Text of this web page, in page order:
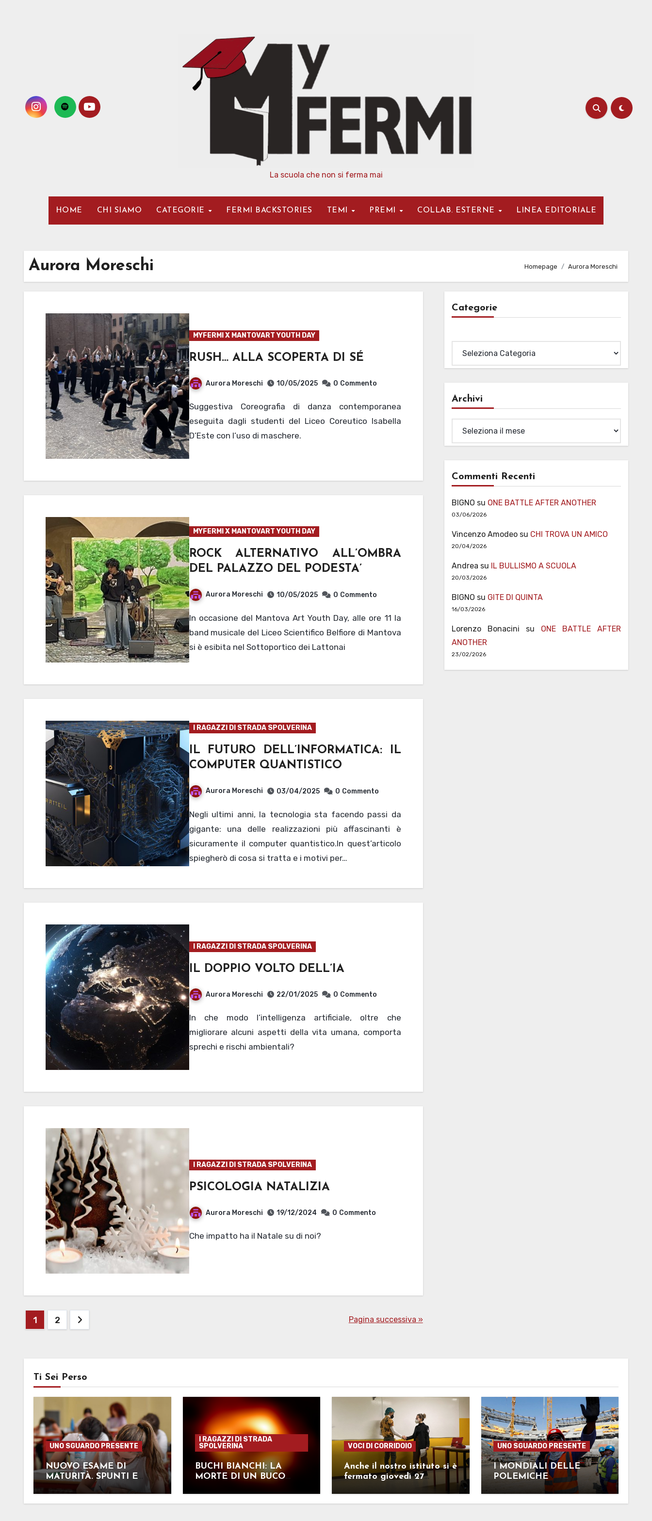
La scuola che non si ferma mai
HOME CHI SIAMO CATEGORIE FERMI BACKSTORIES TEMI PREMI COLLAB. ESTERNE LINEA EDITORIALE
Aurora Moreschi Homepage Aurora Moreschi
MYFERMI X MANTOVART YOUTH DAY
RUSH… ALLA SCOPERTA DI SÉ
Aurora Moreschi 10/05/2025 0 Commento
Suggestiva Coreografia di danza contemporanea
eseguita dagli studenti del Liceo Coreutico Isabella
D’Este con l’uso di maschere.
MYFERMI X MANTOVART YOUTH DAY
ROCK ALTERNATIVO ALL’OMBRA
DEL PALAZZO DEL PODESTA’
Aurora Moreschi 10/05/2025 0 Commento
In occasione del Mantova Art Youth Day, alle ore 11 la
band musicale del Liceo Scientifico Belfiore di Mantova
si è esibita nel Sottoportico dei Lattonai
I RAGAZZI DI STRADA SPOLVERINA
IL FUTURO DELL’INFORMATICA: IL
COMPUTER QUANTISTICO
Aurora Moreschi 03/04/2025 0 Commento
Negli ultimi anni, la tecnologia sta facendo passi da
gigante: una delle realizzazioni più affascinanti è
sicuramente il computer quantistico.In quest’articolo
spiegherò di cosa si tratta e i motivi per…
I RAGAZZI DI STRADA SPOLVERINA
IL DOPPIO VOLTO DELL’IA
Aurora Moreschi 22/01/2025 0 Commento
In che modo l’intelligenza artificiale, oltre che
migliorare alcuni aspetti della vita umana, comporta
sprechi e rischi ambientali?
I RAGAZZI DI STRADA SPOLVERINA
PSICOLOGIA NATALIZIA
Aurora Moreschi 19/12/2024 0 Commento
Che impatto ha il Natale su di noi?
Paginazione
1 2 Pagina successiva »
Categorie
Archivi
Commenti Recenti
BIGNO su ONE BATTLE AFTER ANOTHER
03/06/2026
Vincenzo Amodeosu CHI TROVA UN AMICO
20/04/2026
Andrea su IL BULLISMO A SCUOLA
20/03/2026
BIGNO su GITE DI QUINTA
16/03/2026
Lorenzo Bonacini su ONE BATTLE AFTER
ANOTHER
23/02/2026
Ti Sei Perso
UNO SGUARDO PRESENTE
NUOVO ESAME DI
MATURITÀ. SPUNTI E
OPINIONI PER UN
I RAGAZZI DI STRADA
SPOLVERINA
BUCHI BIANCHI: LA
MORTE DI UN BUCO
VOCI DI CORRIDOIO
Anche il nostro istituto si è
fermato giovedì 27
UNO SGUARDO PRESENTE
I MONDIALI DELLE
POLEMICHE